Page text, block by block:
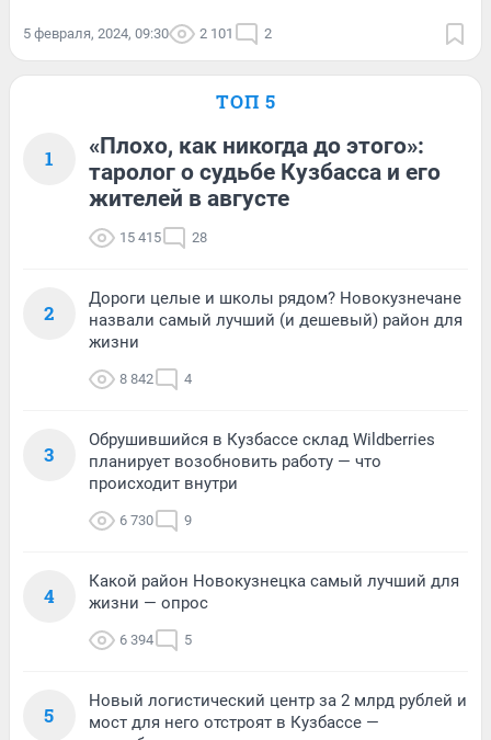
5 февраля, 2024, 09:30 2 101 2
ТОП 5
1
«Плохо, как никогда до этого»:
таролог о судьбе Кузбасса и его
жителей в августе
15 415 28
2
Дороги целые и школы рядом? Новокузнечане
назвали самый лучший (и дешевый) район для
жизни
8 842 4
3
Обрушившийся в Кузбассе склад Wildberries
планирует возобновить работу — что
происходит внутри
6 730 9
4
Какой район Новокузнецка самый лучший для
жизни — опрос
6 394 5
5
Новый логистический центр за 2 млрд рублей и
мост для него отстроят в Кузбассе —